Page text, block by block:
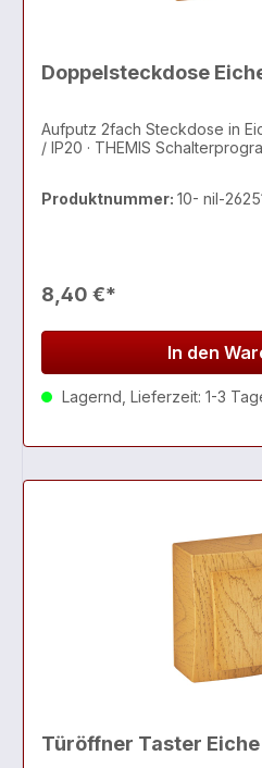
Doppelsteckdose
Aufputz 2fach Steckdose in
/ IP20 · THEMIS
Produktnummer: 10- nil-
8,40 €*
In den
Lagernd, Lieferzeit: 1-3
Türöffner Taster Eiche